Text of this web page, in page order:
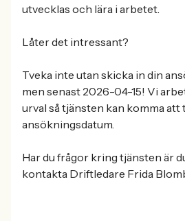
utvecklas och lära i arbetet.
Låter det intressant?
Tveka inte utan skicka in din
men senast 2026-04-15! Vi
urval så tjänsten kan komma
ansökningsdatum.
Har du frågor kring tjänsten är
kontakta Driftledare Frida